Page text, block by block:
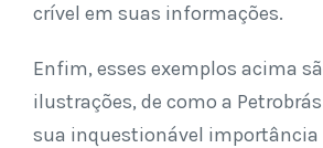
crível em suas informações.
Enfim, esses exemplos acima
ilustrações, de como a
sua inquestionável importância